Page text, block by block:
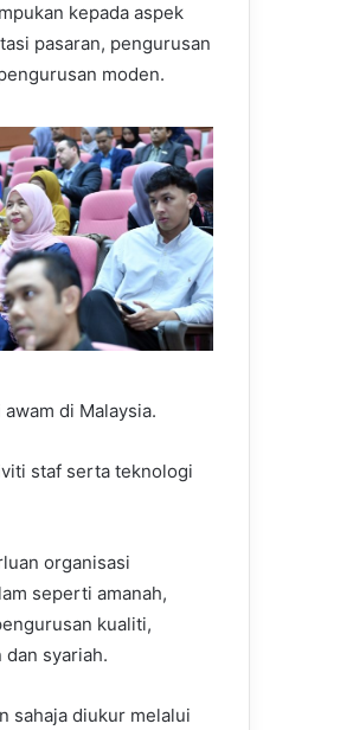
kepada aspek
pasaran, pengurusan
moden.
di Malaysia.
staf serta teknologi
organisasi
seperti amanah,
kualiti,
syariah.
sahaja diukur melalui